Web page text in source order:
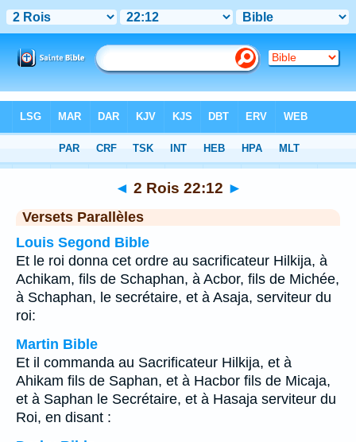
Chapitre 22> Verset 12
◄ 2 Rois 22:12 ►
Versets Parallèles
Louis Segond Bible
Et le roi donna cet ordre au sacrificateur Hilkija, à
Achikam, fils de Schaphan, à Acbor, fils de Michée,
à Schaphan, le secrétaire, et à Asaja, serviteur du
roi:
Martin Bible
Et il commanda au Sacrificateur Hilkija, et à
Ahikam fils de Saphan, et à Hacbor fils de Micaja,
et à Saphan le Secrétaire, et à Hasaja serviteur du
Roi, en disant :